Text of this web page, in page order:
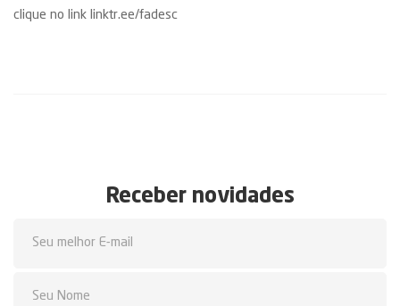
clique no link linktr.ee/fadesc
Receber novidades